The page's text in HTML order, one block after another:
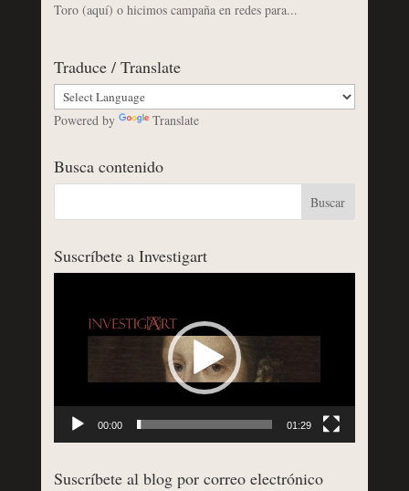
Toro (aquí) o hicimos campaña en redes para...
Traduce / Translate
Powered by Translate
Busca contenido
Suscríbete a Investigart
00:00 01:29
Suscríbete al blog por correo electrónico